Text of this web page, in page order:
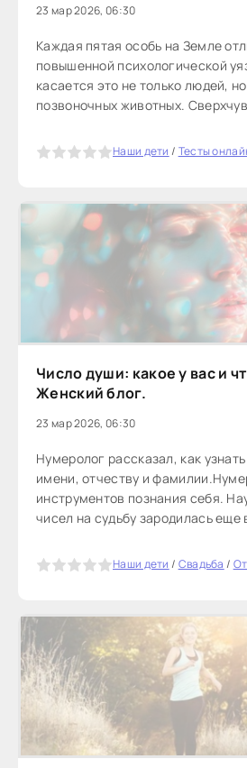
23 мар 2026, 06:30
Каждая пятая особь на Земле
повышенной психологической
касается это не только людей,
позвоночных животных.
наблюдательность,...
Наши дети / Тесты
Число души: какое у вас и
Женский блог.
23 мар 2026, 06:30
Нумеролог рассказал, как
имени, отчеству и
инструментов познания себя.
чисел на судьбу зародилась еще
Наши дети / Свадьба /